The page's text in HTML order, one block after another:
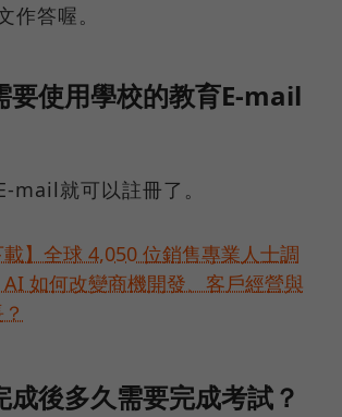
作答喔。
要使用學校的教育E-mail
mail就可以註冊了。
載】全球 4,050 位銷售專業人士調
如何改變商機開發、客戶經營與
成後多久需要完成考試？